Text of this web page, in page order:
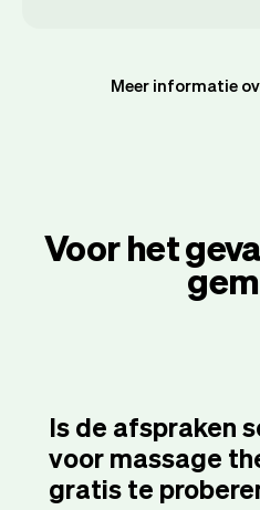
Meer informatie
Voor het
Is de afspraken
voor massage
gratis te